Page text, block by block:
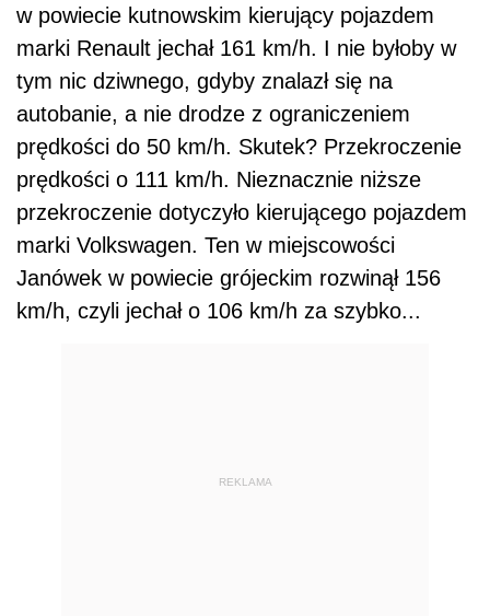
w powiecie kutnowskim kierujący pojazdem
marki Renault jechał 161 km/h. I nie byłoby w
tym nic dziwnego, gdyby znalazł się na
autobanie, a nie drodze z ograniczeniem
prędkości do 50 km/h. Skutek? Przekroczenie
prędkości o 111 km/h. Nieznacznie niższe
przekroczenie dotyczyło kierującego pojazdem
marki Volkswagen. Ten w miejscowości
Janówek w powiecie grójeckim rozwinął 156
km/h, czyli jechał o 106 km/h za szybko...
REKLAMA